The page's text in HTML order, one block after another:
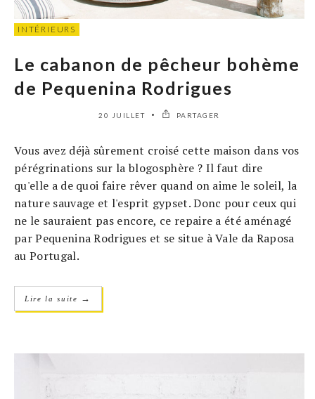
INTÉRIEURS
Le cabanon de pêcheur bohème
de Pequenina Rodrigues
20 JUILLET PARTAGER
Vous avez déjà sûrement croisé cette maison dans vos
pérégrinations sur la blogosphère ? Il faut dire
qu'elle a de quoi faire rêver quand on aime le soleil, la
nature sauvage et l'esprit gypset. Donc pour ceux qui
ne le sauraient pas encore, ce repaire a été aménagé
par Pequenina Rodrigues et se situe à Vale da Raposa
au Portugal.
Lire la suite →